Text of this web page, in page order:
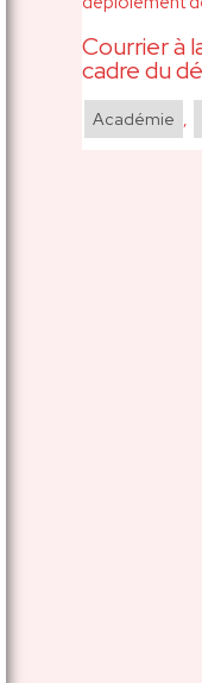
Courrier à
cadre du
Académie ,